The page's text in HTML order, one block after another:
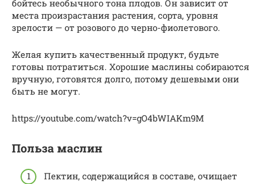
бойтесь необычного тона плодов. Он зависит от
места произрастания растения, сорта, уровня
зрелости — от розового до черно-фиолетового.
Желая купить качественный продукт, будьте
готовы потратиться. Хорошие маслины собираются
вручную, готовятся долго, потому дешевыми они
быть не могут.
https://youtube.com/watch?v=gO4bWIAKm9M
Польза маслин
Пектин, содержащийся в составе, очищает